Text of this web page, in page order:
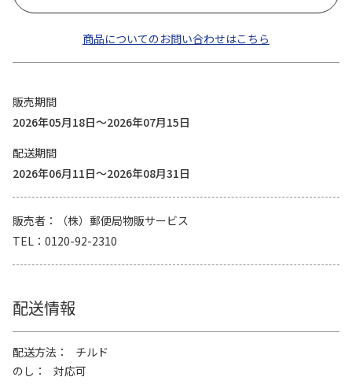
商品についてのお問い合わせはこちら
販売期間
2026年05月18日～2026年07月15日
配送期間
2026年06月11日～2026年08月31日
販売者
（株）郵便局物販サービス
TEL
0120-92-2310
配送情報
配送方法
チルド
のし
対応可